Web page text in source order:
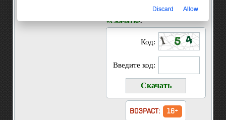
Введите код показанный на
картинке и нажмите кнопку
«Скачать».
Код:
Введите код:
ВОЗРАСТ: 16+
Discard Allow